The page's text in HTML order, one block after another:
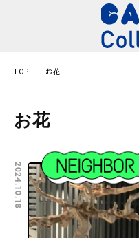
TOP お花
お花
2024.10.18